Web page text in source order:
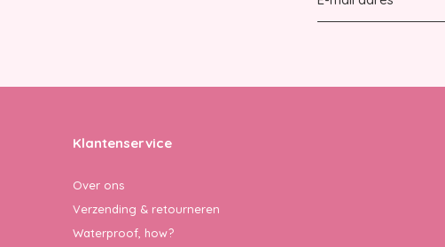
Klantenservice
Over ons
Verzending & retourneren
Waterproof, how?